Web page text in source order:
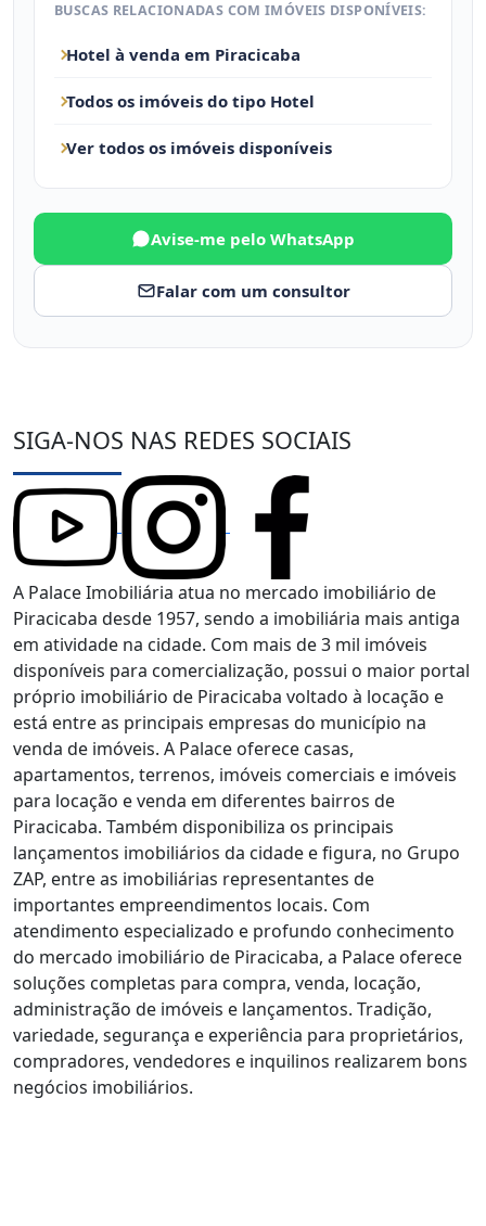
BUSCAS RELACIONADAS COM IMÓVEIS DISPONÍVEIS:
Hotel à venda em Piracicaba
Todos os imóveis do tipo Hotel
Ver todos os imóveis disponíveis
Avise-me pelo WhatsApp
Falar com um consultor
SIGA-NOS NAS REDES SOCIAIS
A Palace Imobiliária atua no mercado imobiliário de
Piracicaba desde 1957, sendo a imobiliária mais antiga
em atividade na cidade. Com mais de 3 mil imóveis
disponíveis para comercialização, possui o maior portal
próprio imobiliário de Piracicaba voltado à locação e
está entre as principais empresas do município na
venda de imóveis. A Palace oferece casas,
apartamentos, terrenos, imóveis comerciais e imóveis
para locação e venda em diferentes bairros de
Piracicaba. Também disponibiliza os principais
lançamentos imobiliários da cidade e figura, no Grupo
ZAP, entre as imobiliárias representantes de
importantes empreendimentos locais. Com
atendimento especializado e profundo conhecimento
do mercado imobiliário de Piracicaba, a Palace oferece
soluções completas para compra, venda, locação,
administração de imóveis e lançamentos. Tradição,
variedade, segurança e experiência para proprietários,
compradores, vendedores e inquilinos realizarem bons
negócios imobiliários.